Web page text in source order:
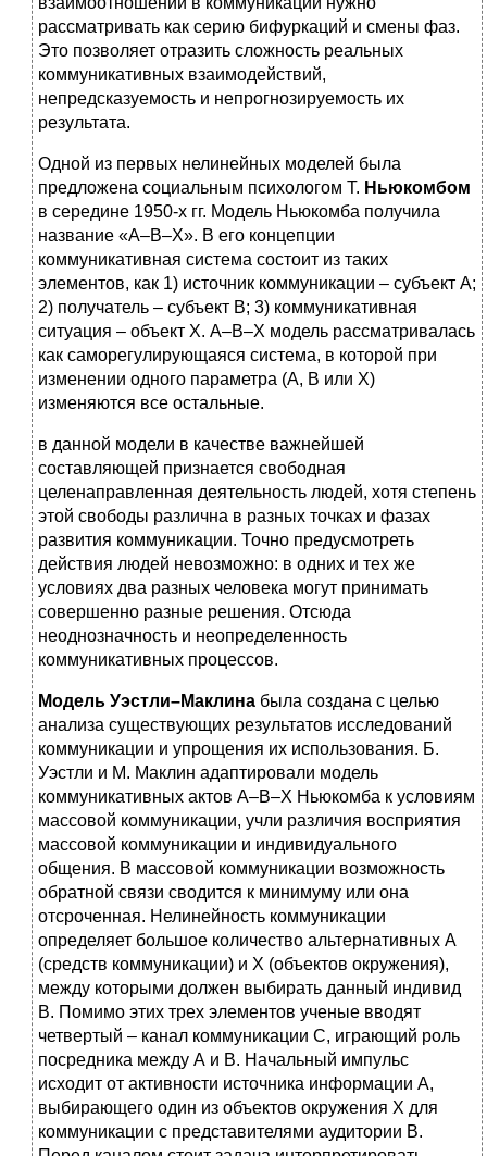
рассматривать как серию бифуркаций и смены фаз.
Это позволяет отразить сложность реальных
коммуникативных взаимодействий,
непредсказуемость и непрогнозируемость их
результата.
Одной из первых нелинейных моделей была
предложена социальным психологом Т. Ньюкомбом
в середине 1950-х гг. Модель Ньюкомба получила
название «А–В–Х». В его концепции
коммуникативная система состоит из таких
элементов, как 1) источник коммуникации – субъект А;
2) получатель – субъект В; 3) коммуникативная
ситуация – объект Х. А–В–Х модель рассматривалась
как саморегулирующаяся система, в которой при
изменении одного параметра (А, В или Х)
изменяются все остальные.
в данной модели в качестве важнейшей
составляющей признается свободная
целенаправленная деятельность людей, хотя степень
этой свободы различна в разных точках и фазах
развития коммуникации. Точно предусмотреть
действия людей невозможно: в одних и тех же
условиях два разных человека могут принимать
совершенно разные решения. Отсюда
неоднозначность и неопределенность
коммуникативных процессов.
Модель Уэстли–Маклина была создана с целью
анализа существующих результатов исследований
коммуникации и упрощения их использования. Б.
Уэстли и М. Маклин адаптировали модель
коммуникативных актов А–В–Х Ньюкомба к условиям
массовой коммуникации, учли различия восприятия
массовой коммуникации и индивидуального
общения. В массовой коммуникации возможность
обратной связи сводится к минимуму или она
отсроченная. Нелинейность коммуникации
определяет большое количество альтернативных А
(средств коммуникации) и Х (объектов окружения),
между которыми должен выбирать данный индивид
В. Помимо этих трех элементов ученые вводят
четвертый – канал коммуникации С, играющий роль
посредника между А и В. Начальный импульс
исходит от активности источника информации А,
выбирающего один из объектов окружения Х для
коммуникации с представителями аудитории В.